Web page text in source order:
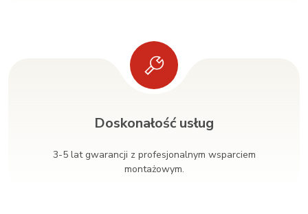
Doskonałość usług
3-5 lat gwarancji z profesjonalnym wsparciem
montażowym.